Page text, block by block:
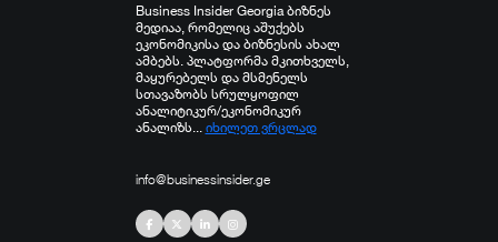
Business Insider Georgia ბიზნეს
მედიაა, რომელიც აშუქებს
ეკონომიკისა და ბიზნესის ახალ
ამბებს. პლატფორმა მკითხველს,
მაყურებელს და მსმენელს
სთავაზობს სრულყოფილ
ანალიტიკურ/ეკონომიკურ
ანალიზს... იხილეთ ვრცლად
info@businessinsider.ge